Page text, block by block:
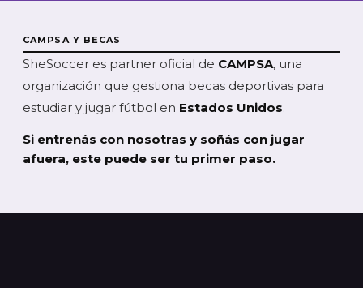
CAMPSA Y BECAS
SheSoccer es partner oficial de CAMPSA, una
organización que gestiona becas deportivas para
estudiar y jugar fútbol en Estados Unidos.
Si entrenás con nosotras y soñás con jugar
afuera, este puede ser tu primer paso.